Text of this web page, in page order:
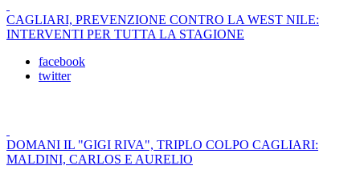
CAGLIARI, PREVENZIONE CONTRO LA WEST NILE:
INTERVENTI PER TUTTA LA STAGIONE
facebook
twitter
DOMANI IL "GIGI RIVA", TRIPLO COLPO CAGLIARI:
MALDINI, CARLOS E AURELIO